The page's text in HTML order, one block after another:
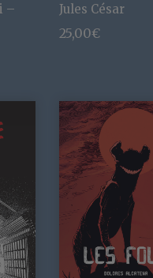
–
Jules César
25,00€